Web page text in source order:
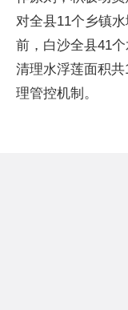
对全县11个乡镇
前，白沙全县41
清理水浮莲面积
理管控机制。